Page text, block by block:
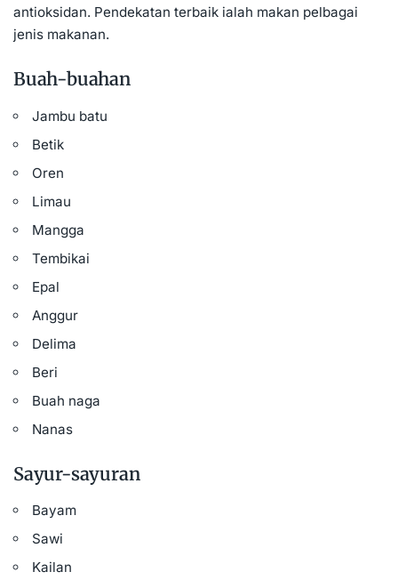
antioksidan. Pendekatan terbaik ialah makan pelbagai
jenis makanan.
Buah-buahan
Jambu batu
Betik
Oren
Limau
Mangga
Tembikai
Epal
Anggur
Delima
Beri
Buah naga
Nanas
Sayur-sayuran
Bayam
Sawi
Kailan